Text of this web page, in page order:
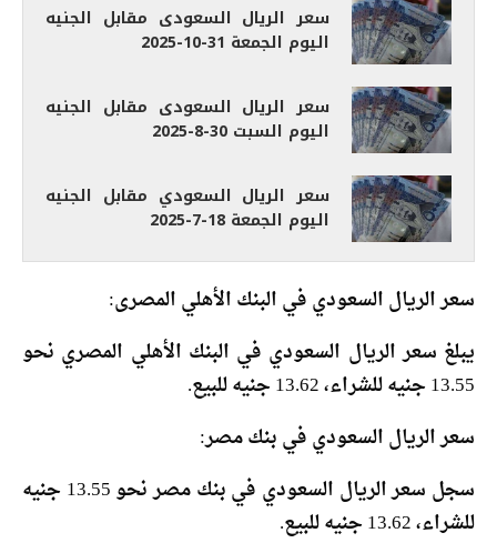
سعر الريال السعودى مقابل الجنيه
اليوم الجمعة 31-10-2025
سعر الريال السعودى مقابل الجنيه
اليوم السبت 30-8-2025
سعر الريال السعودي مقابل الجنيه
اليوم الجمعة 18-7-2025
سعر الريال السعودي في البنك الأهلي المصرى:
يبلغ سعر الريال السعودي في البنك الأهلي المصري نحو
13.55 جنيه للشراء، 13.62 جنيه للبيع.
سعر الريال السعودي في بنك مصر:
سجل سعر الريال السعودي في بنك مصر نحو 13.55 جنيه
للشراء، 13.62 جنيه للبيع.